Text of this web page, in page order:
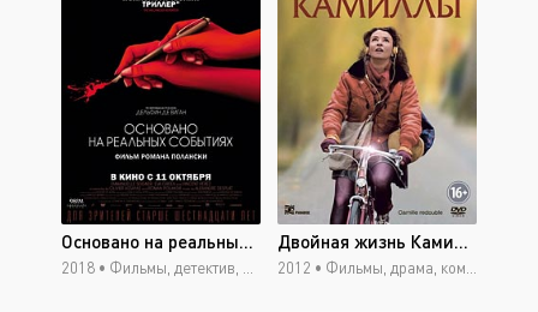
Основано на реальных событиях
2018 • Фильмы, детектив, драма, триллер, боевик, короткометражный, мюзикл
Двойная жизнь Камиллы
2012 • Фильмы, драма, комедия, мелодрама, боевик, мюзикл, приключения, ток-шоу